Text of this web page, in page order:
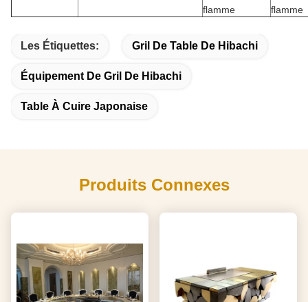
flamme
flamme
Les Étiquettes: Gril De Table De Hibachi
Équipement De Gril De Hibachi
Table À Cuire Japonaise
Produits Connexes